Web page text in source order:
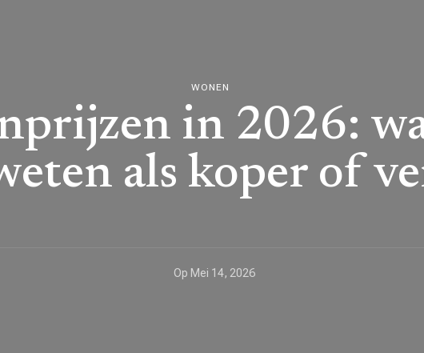
WONEN
in 2026:
als koper of
Op Mei 14, 2026